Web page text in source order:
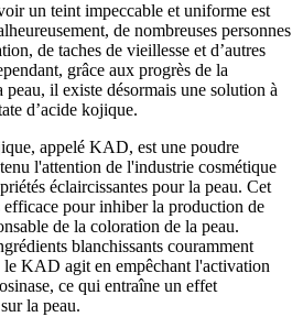
un teint impeccable et uniforme est
de nombreuses personnes
de taches de vieillesse et d’autres
grâce aux progrès de la
peau, il existe désormais une solution à
d’acide kojique.
appelé KAD, est une poudre
l'attention de l'industrie cosmétique
éclaircissantes pour la peau. Cet
efficace pour inhiber la production de
de la coloration de la peau.
blanchissants couramment
le KAD agit en empêchant l'activation
ce qui entraîne un effet
la peau.